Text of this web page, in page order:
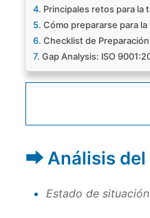
Principales retos para la
Cómo prepararse para
Checklist de
Gap Analysis: ISO
Análisis del
Estado de